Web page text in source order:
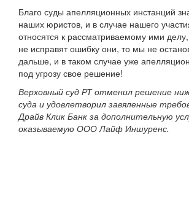
Благо суды апелляционных инстанций
наших юристов, и в случае нашего
относятся к рассматриваемому ими
не исправят ошибку они, то мы не
дальше, и в таком случае уже
под угрозу свое решение!
Верховный суд РТ отменил решение
суда и удовлетворил завяленные
Драйв Клик Банк за дополнительную
оказываемую ООО Лайф Иншуренс.